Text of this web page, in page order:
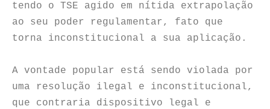
tendo o TSE agido em nítida extrapolação
ao seu poder regulamentar, fato que
torna inconstitucional a sua aplicação.
A vontade popular está sendo violada por
uma resolução ilegal e inconstitucional,
que contraria dispositivo legal e